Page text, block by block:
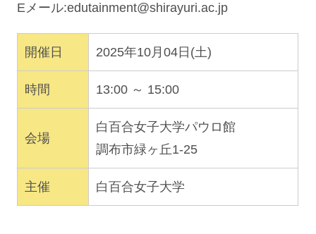
Eメール:edutainment@shirayuri.ac.jp
開催日 2025年10月04日(土)
時間 13:00 ～ 15:00
会場
白百合女子大学パウロ館
調布市緑ヶ丘1-25
主催 白百合女子大学